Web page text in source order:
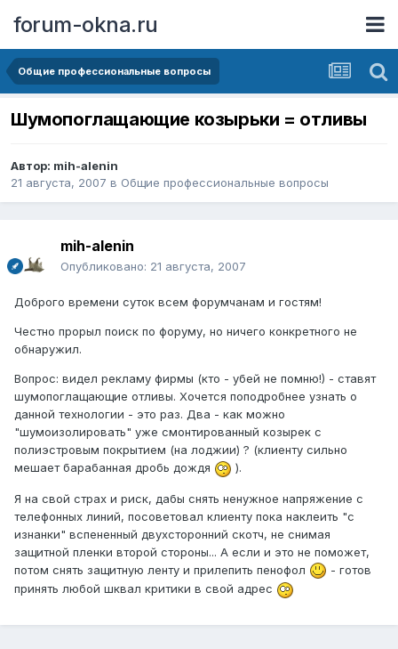
forum-okna.ru
Общие профессиональные вопросы
Шумопоглащающие козырьки = отливы
Автор: mih-alenin
21 августа, 2007 в Общие профессиональные вопросы
mih-alenin
Опубликовано: 21 августа, 2007
Доброго времени суток всем форумчанам и гостям!
Честно прорыл поиск по форуму, но ничего конкретного не
обнаружил.
Вопрос: видел рекламу фирмы (кто - убей не помню!) - ставят
шумопоглащающие отливы. Хочется поподробнее узнать о
данной технологии - это раз. Два - как можно
"шумоизолировать" уже смонтированный козырек с
полиэстровым покрытием (на лоджии) ? (клиенту сильно
мешает барабанная дробь дождя
).
Я на свой страх и риск, дабы снять ненужное напряжение с
телефонных линий, посоветовал клиенту пока наклеить "с
изнанки" вспененный двухсторонний скотч, не снимая
защитной пленки второй стороны... А если и это не поможет,
потом снять защитную ленту и прилепить пенофол
- готов
принять любой шквал критики в свой адрес